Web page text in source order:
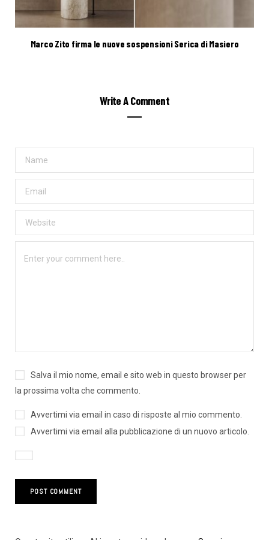
Marco Zito firma le nuove sospensioni Serica di Masiero
Write A Comment
Salva il mio nome, email e sito web in questo browser per
la prossima volta che commento.
Avvertimi via email in caso di risposte al mio commento.
Avvertimi via email alla pubblicazione di un nuovo articolo.